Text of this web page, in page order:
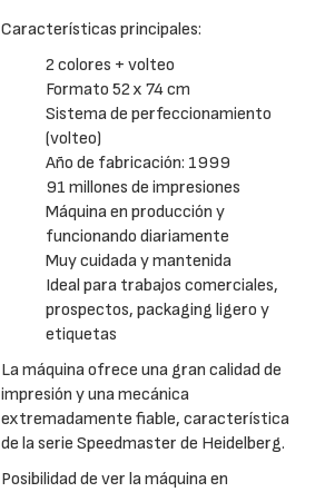
Características principales:
2 colores + volteo
Formato 52 x 74 cm
Sistema de perfeccionamiento
(volteo)
Año de fabricación: 1999
91 millones de impresiones
Máquina en producción y
funcionando diariamente
Muy cuidada y mantenida
Ideal para trabajos comerciales,
prospectos, packaging ligero y
etiquetas
La máquina ofrece una gran calidad de
impresión y una mecánica
extremadamente fiable, característica
de la serie Speedmaster de Heidelberg.
Posibilidad de ver la máquina en